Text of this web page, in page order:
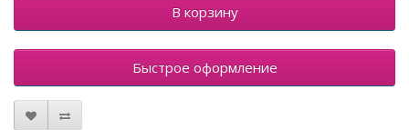
В корзину
Быстрое оформление